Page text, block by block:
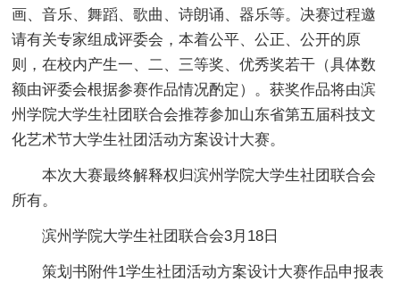
画、音乐、舞蹈、歌曲、诗朗诵、器乐等。决赛过程邀
请有关专家组成评委会，本着公平、公正、公开的原
则，在校内产生一、二、三等奖、优秀奖若干（具体数
额由评委会根据参赛作品情况酌定）。获奖作品将由滨
州学院大学生社团联合会推荐参加山东省第五届科技文
化艺术节大学生社团活动方案设计大赛。
本次大赛最终解释权归滨州学院大学生社团联合会
所有。
滨州学院大学生社团联合会3月18日
策划书附件1学生社团活动方案设计大赛作品申报表